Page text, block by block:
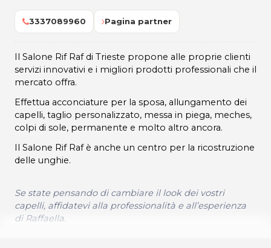
3337089960 Pagina partner
Il Salone Rif Raf di Trieste propone alle proprie clienti
servizi innovativi e i migliori prodotti professionali che il
mercato offra.
Effettua acconciature per la sposa, allungamento dei
capelli, taglio personalizzato, messa in piega, meches,
colpi di sole, permanente e molto altro ancora.
Il Salone Rif Raf è anche un centro per la ricostruzione
delle unghie.
Se state pensando di cambiare il look dei vostri
capelli, affidatevi alla professionalità e all’esperienza
di Raffaella.